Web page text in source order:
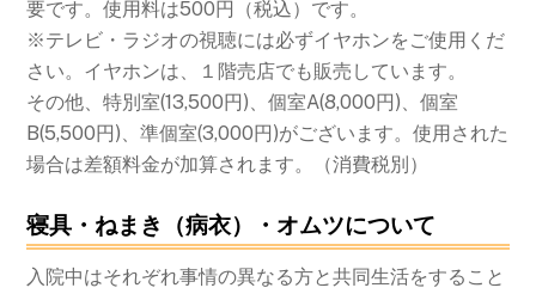
要です。使用料は500円（税込）です。
※テレビ・ラジオの視聴には必ずイヤホンをご使用くだ
さい。イヤホンは、１階売店でも販売しています。
その他、特別室(13,500円)、個室A(8,000円)、個室
B(5,500円)、準個室(3,000円)がございます。使用された
場合は差額料金が加算されます。（消費税別）
寝具・ねまき（病衣）・オムツについて
入院中はそれぞれ事情の異なる方と共同生活をすること